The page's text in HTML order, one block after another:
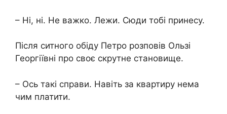
– Ні, ні. Не важко. Лежи. Сюди тобі принесу.
Після ситного обіду Петро розповів Ользі
Георгіївні про своє скрутне становище.
– Ось такі справи. Навіть за квартиру нема
чим платити.